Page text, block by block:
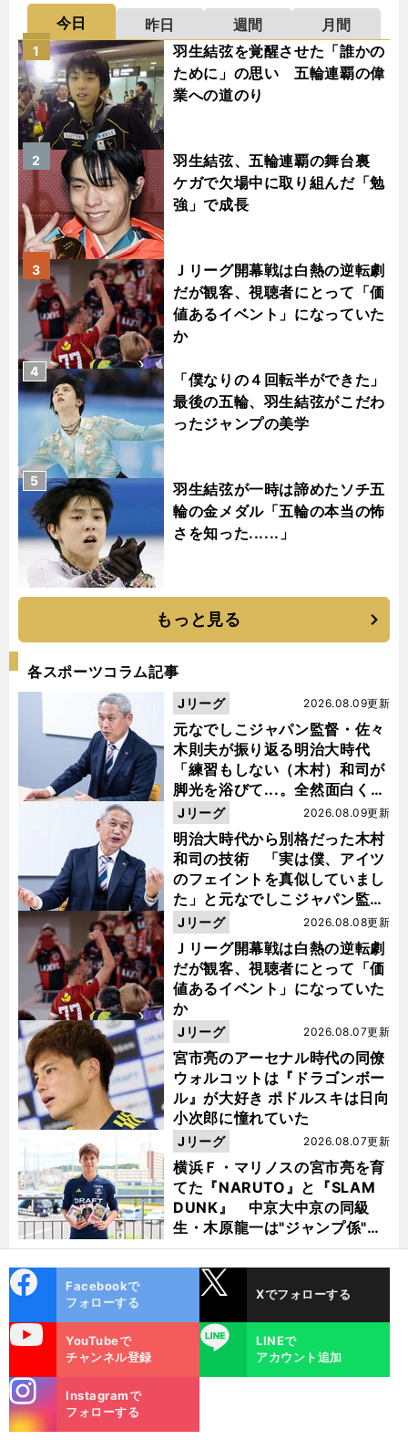
今日 昨日 週間
月間
羽生結弦を覚醒させた「誰かの
ために」の思い 五輪連覇の偉
業への道のり
1
羽生結弦、五輪連覇の舞台裏
ケガで欠場中に取り組んだ「勉
強」で成長
2
Ｊリーグ開幕戦は白熱の逆転劇
だが観客、視聴者にとって「価
値あるイベント」になっていた
か
3
「僕なりの４回転半ができた」
最後の五輪、羽生結弦がこだわ
ったジャンプの美学
4
羽生結弦が一時は諦めたソチ五
輪の金メダル「五輪の本当の怖
さを知った......」
5
もっと見る
各スポーツコラム記事
元なでしこジャパン監督・佐々
木則夫が振り返る明治大時代
「練習もしない（木村）和司が
脚光を浴びて...。全然面白くな
い４年間でした」
2026.08.09更新
Jリーグ
明治大時代から別格だった木村
和司の技術 「実は僕、アイツ
のフェイントを真似していまし
た」と元なでしこジャパン監
督・佐々木則夫
2026.08.09更新
Jリーグ
Ｊリーグ開幕戦は白熱の逆転劇
だが観客、視聴者にとって「価
値あるイベント」になっていた
か
2026.08.08更新
Jリーグ
宮市亮のアーセナル時代の同僚
ウォルコットは『ドラゴンボー
ル』が大好き ポドルスキは日向
小次郎に憧れていた
2026.08.07更新
Jリーグ
横浜Ｆ・マリノスの宮市亮を育
てた『NARUTO』と『SLAM
DUNK』 中京大中京の同級
生・木原龍一は"ジャンプ係"だ
った
2026.08.07更新
Jリーグ
ok
Facebookで
フォローする
Xでフォローする
YouTubeで
チャンネル登録
LINE
LINEで
アカウント追加
m
Instagramで
フォローする